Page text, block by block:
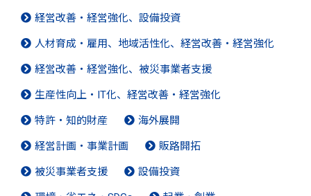
経営改善・経営強化、設備投資
人材育成・雇用、地域活性化、経営改善・経営強化
経営改善・経営強化、被災事業者支援
生産性向上・IT化、経営改善・経営強化
特許・知的財産 海外展開
経営計画・事業計画 販路開拓
被災事業者支援 設備投資